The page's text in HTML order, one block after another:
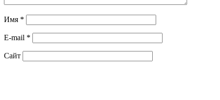
Имя *
E-mail *
Сайт